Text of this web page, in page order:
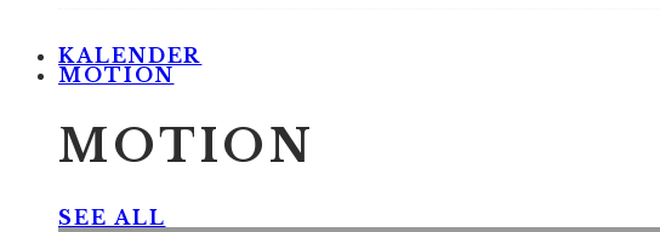
KALENDER
MOTION
MOTION
SEE ALL